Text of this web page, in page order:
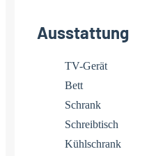
Ausstattung
TV-Gerät
Bett
Schrank
Schreibtisch
Kühlschrank